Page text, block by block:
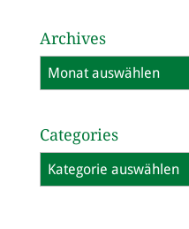
Archives
Archives
Categories
Categories